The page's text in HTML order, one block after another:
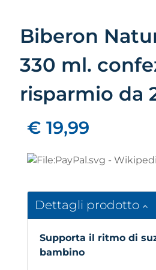
Biberon
330 ml.
risparmio da
€ 19,99
Dettagli prodotto
Supporta il ritmo di
bambino